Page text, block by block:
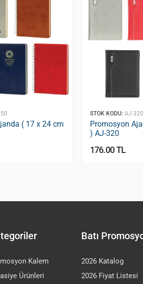
( 17 x 24 cm
STOK KODU:AJ-320
Promosyon
) AJ-320
176.00 TL
Kalem
Ürünleri
Batı
2026 Katalog
2026 Fiyat Listesi